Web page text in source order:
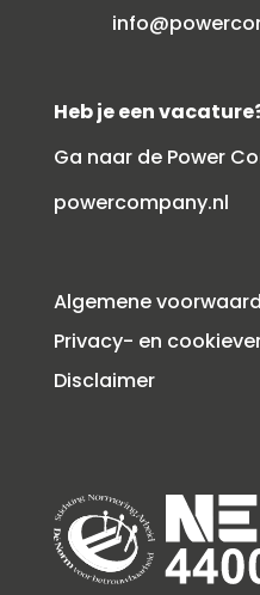
Heb je een
Ga naar de Power
powercompany.nl
Algemene
Privacy- en
Disclaimer